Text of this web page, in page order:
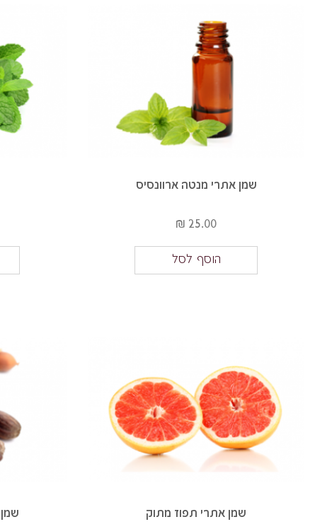
שמן אתרי מנטה ארוונסיס
25.00 ₪
הוסף לסל
שמן אתרי תפוז מתוק שמן